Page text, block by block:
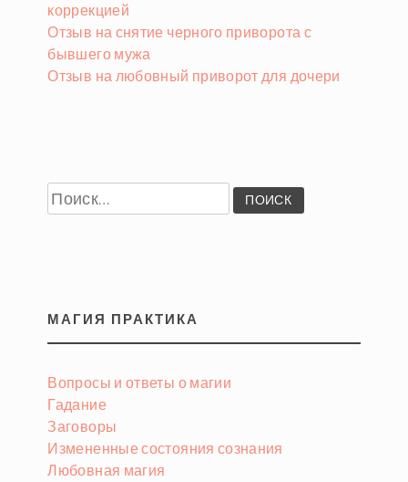
коррекцией
Отзыв на снятие черного приворота с
бывшего мужа
Отзыв на любовный приворот для дочери
Найти:
МАГИЯ ПРАКТИКА
Вопросы и ответы о магии
Гадание
Заговоры
Измененные состояния сознания
Любовная магия